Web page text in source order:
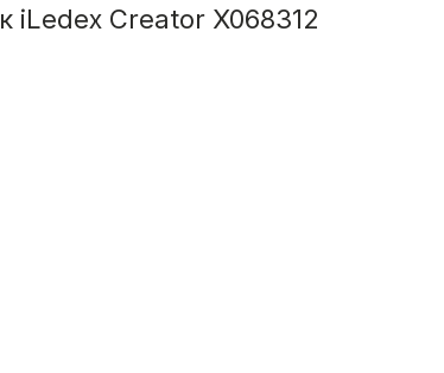
iLedex Creator X068312